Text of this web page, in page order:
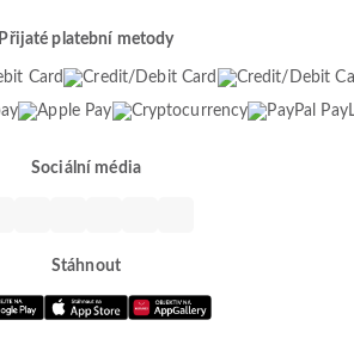
Přijaté platební metody
Sociální média
Stáhnout